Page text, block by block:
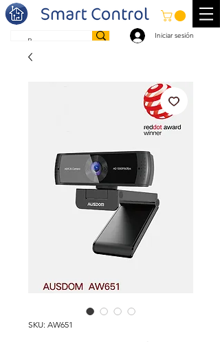
Iniciar sesión
SKU: AW651